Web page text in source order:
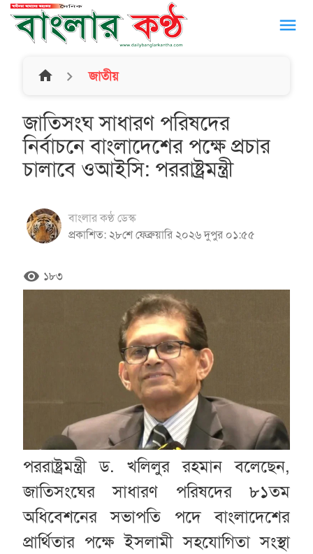
menu
home জাতীয়
জাতিসংঘ সাধারণ পরিষদের
নির্বাচনে বাংলাদেশের পক্ষে প্রচার
চালাবে ওআইসি: পররাষ্ট্রমন্ত্রী
বাংলার কণ্ঠ ডেস্ক
প্রকাশিত: ২৮শে ফেব্রুয়ারি ২০২৬ দুপুর ০১:৫৫
remove_red_eye ১৮৩
পররাষ্ট্রমন্ত্রী ড. খলিলুর রহমান বলেছেন,
জাতিসংঘের সাধারণ পরিষদের ৮১তম
অধিবেশনের সভাপতি পদে বাংলাদেশের
প্রার্থিতার পক্ষে ইসলামী সহযোগিতা সংস্থা